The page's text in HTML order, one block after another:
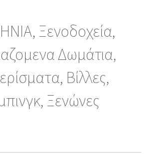
Ξενοδοχεία,
Δωμάτια,
Βίλλες,
Ξενώνες